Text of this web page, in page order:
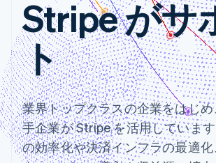
コーディング
不要の決済ペ
ージ
Checkout
構築済み決済
UI
Elements
柔軟な UI コン
ポーネント
決済手段
125 以上の決
済手段を利用
可能
Terminal
対面支払い
管理
Invoicing
1 回限りまた
は継続
Tax
消費税と
VAT の自動
計算
Revenue
Recognition
会計管理の
自動化
Stripe
Sigma
埋込型金融
請求・財務関連
グローバルビジネス
アプリ内決済
マーケットプレイス
資金管理
プラットフォーム
SaaS
業種別
け
構築済みの決済を実装
プラットフォームまたは
マーケットプレイスを構
築する
サブスクリプションを管
理
従量課金請求を提供
ステーブルコイン担保型
のカードを発行
エージェントによるサー
ビスのプロビジョニング
プロフェッショナルサー
ビス
会社
製品ロードマップ
Sessions 年次カンファ
レンス
採用情報
Stripe がサ
ト
業界トップクラスの企業をはじ
手企業が Stripe を活用していま
の効率化や決済インフラの最適